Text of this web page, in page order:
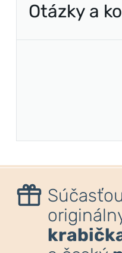
Otázky a